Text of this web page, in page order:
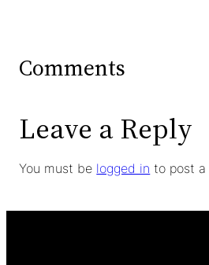
Comments
Leave a Reply
You must be logged in to post a